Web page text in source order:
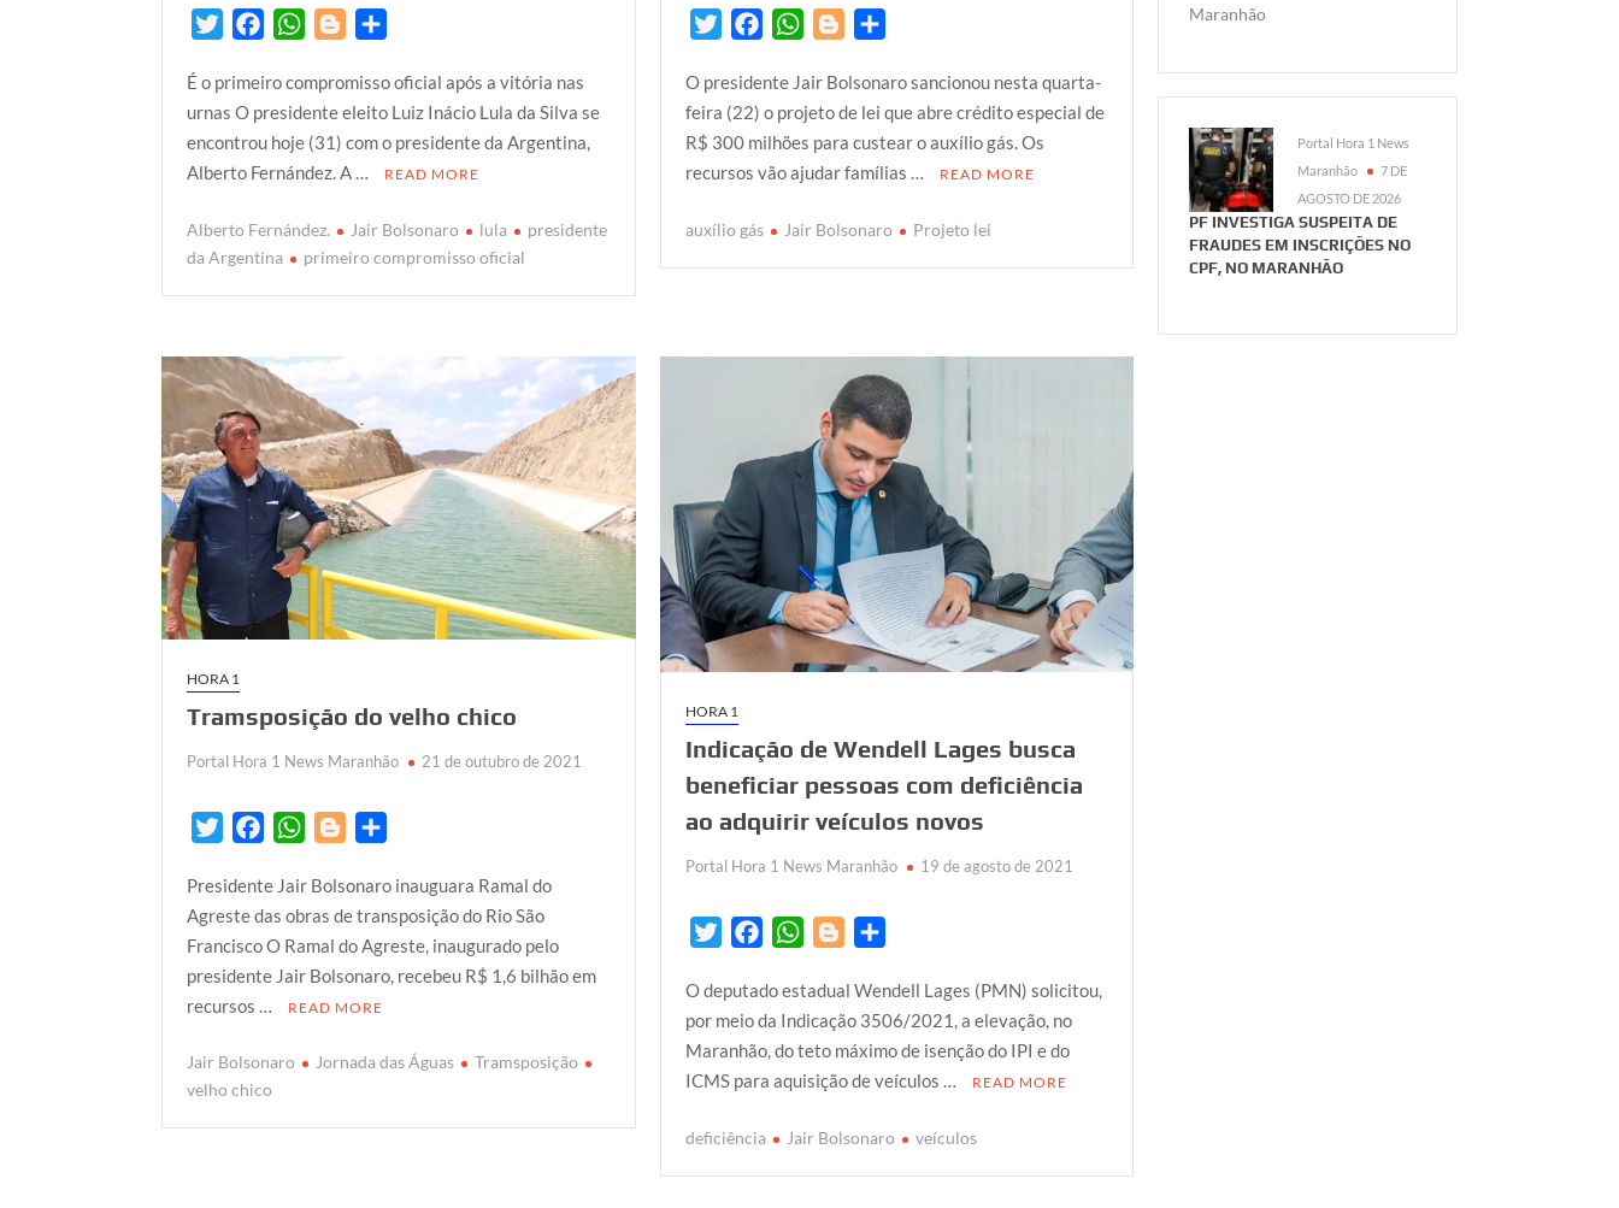
i
t
t
e
c
e
b
o
k
W
a
t
s
A
p
o
g
g
e
a
r
e
É o primeiro compromisso oficial após a vitória nas
urnas O presidente eleito Luiz Inácio Lula da Silva se
encontrou hoje (31) com o presidente da Argentina,
Alberto Fernández. A …
READ MORE
Alberto Fernández. Jair Bolsonaro lula
presidente
da Argentina
primeiro compromisso oficial
i
t
t
e
c
e
b
o
k
W
a
t
s
A
p
o
g
g
e
a
r
e
O presidente Jair Bolsonaro sancionou nesta quarta-
feira (22) o projeto de lei que abre crédito especial de
R$ 300 milhões para custear o auxílio gás. Os
recursos vão ajudar famílias …
READ MORE
auxílio gás Jair Bolsonaro Projeto lei
HORA 1
Tramsposição do velho chico
Portal Hora 1 News Maranhão 21 de outubro de 2021
i
t
t
e
r
c
e
b
o
o
W
a
t
s
A
p
o
g
g
e
r
a
r
e
Presidente Jair Bolsonaro inauguara Ramal do
Agreste das obras de transposição do Rio São
Francisco O Ramal do Agreste, inaugurado pelo
presidente Jair Bolsonaro, recebeu R$ 1,6 bilhão em
recursos …
READ MORE
Jair Bolsonaro Jornada das Águas
Tramsposição
velho chico
HORA 1
Indicação de Wendell Lages busca
beneficiar pessoas com deficiência
ao adquirir veículos novos
Portal Hora 1 News Maranhão 19 de agosto de 2021
i
t
t
e
c
e
b
o
k
W
a
t
s
A
p
o
g
g
e
a
r
e
O deputado estadual Wendell Lages (PMN) solicitou,
por meio da Indicação 3506/2021, a elevação, no
Maranhão, do teto máximo de isenção do IPI e do
ICMS para aquisição de veículos …
READ MORE
deficiência Jair Bolsonaro veículos
Maranhão
Portal Hora 1 News
Maranhão
7 DE
AGOSTO DE 2026
PF INVESTIGA SUSPEITA DE
FRAUDES EM INSCRIÇÕES NO
CPF, NO MARANHÃO